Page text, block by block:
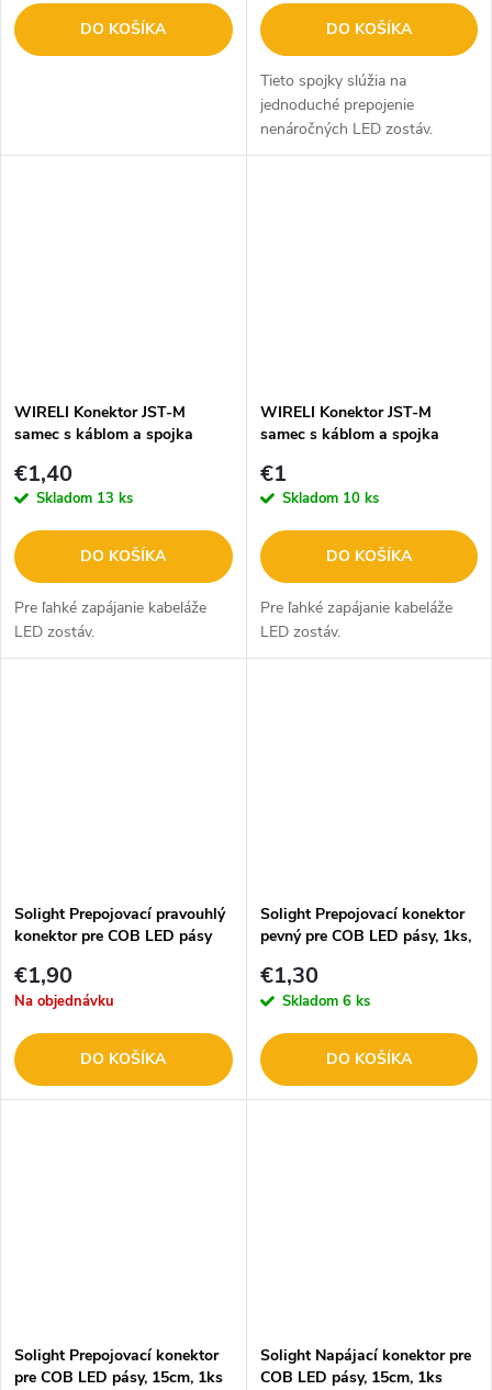
DO KOŠÍKA DO KOŠÍKA
Tieto spojky slúžia na
jednoduché prepojenie
nenáročných LED zostáv.
WIRELI Konektor JST-M
samec s káblom a spojka
€1,40
Skladom 13 ks
DO KOŠÍKA
Pre ľahké zapájanie kabeláže
LED zostáv.
WIRELI Konektor JST-M
samec s káblom a spojka
€1
Skladom 10 ks
DO KOŠÍKA
Pre ľahké zapájanie kabeláže
LED zostáv.
Solight Prepojovací pravouhlý
konektor pre COB LED pásy
€1,90
Na objednávku
DO KOŠÍKA
Solight Prepojovací konektor
pevný pre COB LED pásy, 1ks,
€1,30
Skladom 6 ks
DO KOŠÍKA
Solight Prepojovací konektor
pre COB LED pásy, 15cm, 1ks
Solight Napájací konektor pre
COB LED pásy, 15cm, 1ks